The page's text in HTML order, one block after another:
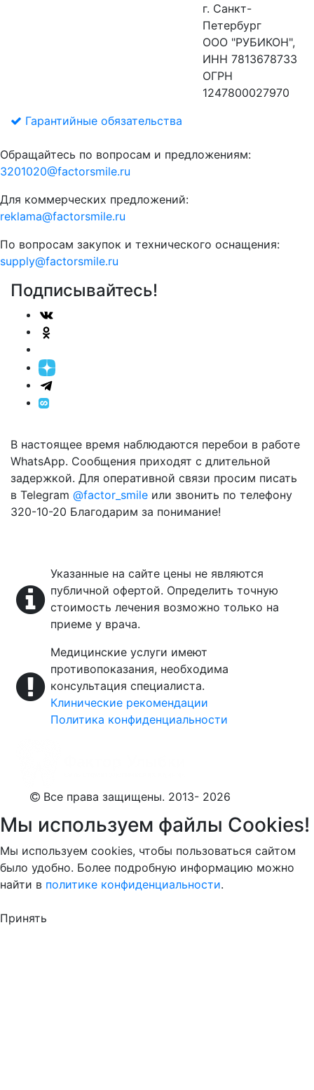
г. Санкт-
Петербург
ООО "РУБИКОН",
ИНН 7813678733
ОГРН
1247800027970
Гарантийные обязательства
Обращайтесь по вопросам и предложениям:
3201020@factorsmile.ru
Для коммерческих предложений:
reklama@factorsmile.ru
По вопросам закупок и технического оснащения:
supply@factorsmile.ru
Подписывайтесь!
В настоящее время наблюдаются перебои в работе
WhatsApp. Сообщения приходят с длительной
задержкой. Для оперативной связи просим писать
в Telegram @factor_smile или звонить по телефону
320-10-20 Благодарим за понимание!
Указанные на сайте цены не являются
публичной офертой. Определить точную
стоимость лечения возможно только на
приеме у врача.
Медицинские услуги имеют
противопоказания, необходима
консультация специалиста.
Клинические рекомендации
Политика конфиденциальности
Все права защищены. 2013- 2026
Мы используем файлы Cookies!
Мы используем cookies, чтобы пользоваться сайтом
было удобно. Более подробную информацию можно
найти в политике конфиденциальности.
Принять